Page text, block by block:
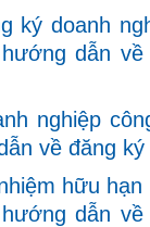
ký doanh
dẫn
nghiệp
về đăng
hữu
dẫn